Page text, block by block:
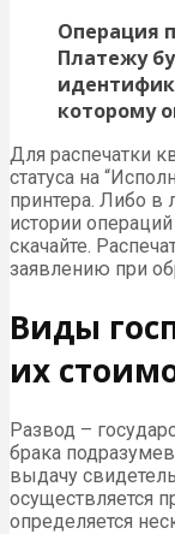
Операция
Платежу
которому
Для распечатки
статуса на
принтера. Либо в
истории
скачайте.
заявлению при
Виды
их
Развод –
брака
выдачу
осуществляется
определяется